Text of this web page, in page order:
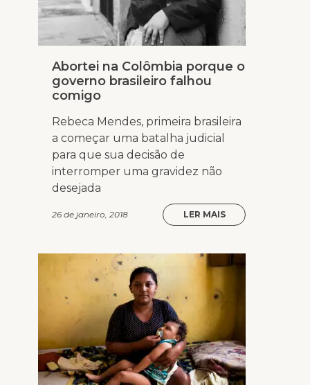
Abortei na Colômbia porque o
governo brasileiro falhou
comigo
Rebeca Mendes, primeira brasileira
a começar uma batalha judicial
para que sua decisão de
interromper uma gravidez não
desejada
26 de janeiro, 2018 LER MAIS